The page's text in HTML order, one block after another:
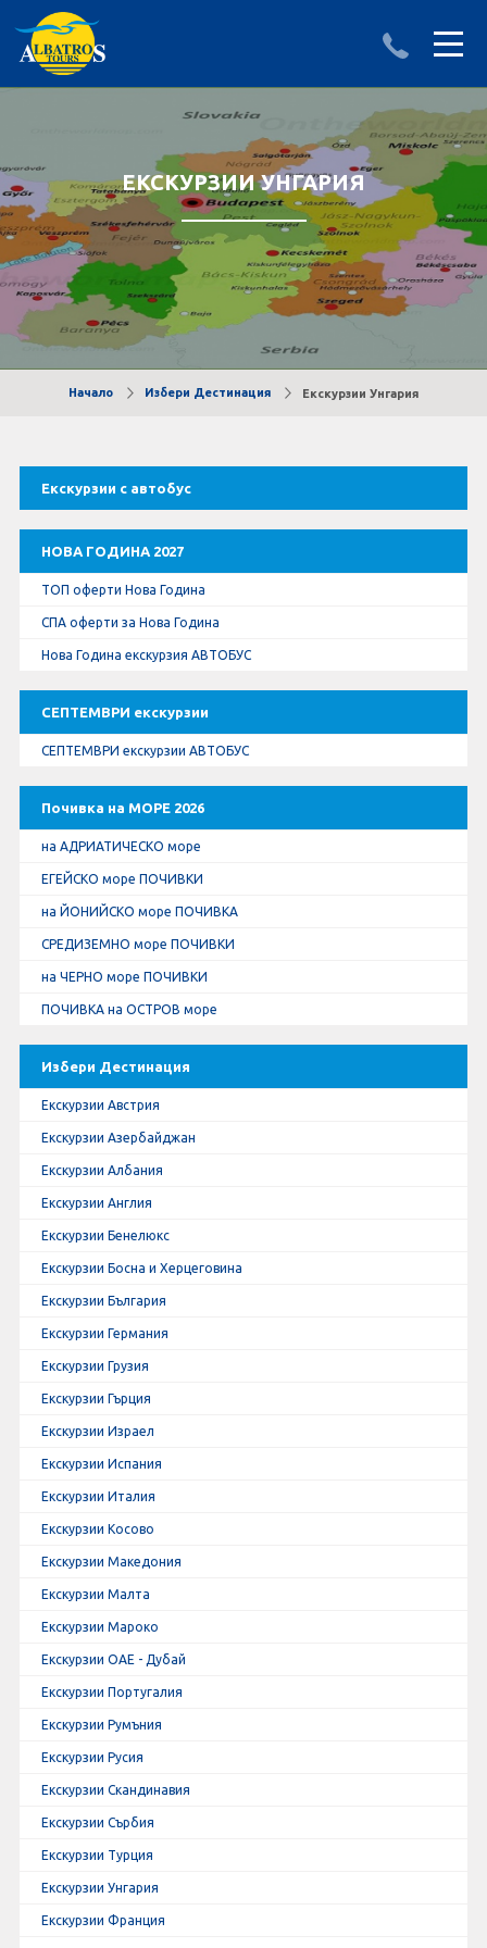
АЛБАНИЯ
БЪЛГАРИЯ
ГЪРЦИЯ
ТУРЦИЯ
Круизи
Оферти За Нова Година
Септемврийски Празници
Автобусни Екскурзии
Албатрос Турс
Документи
Стандартен Формуляр
ИЗПРАТИ ЗАПИТВАНЕ
ЕКСКУРЗИИ УНГАРИЯ
Начало Избери Дестинация Екскурзии Унгария
Екскурзии с автобус
НОВА ГОДИНА 2027
ТОП оферти Нова Година
СПА оферти за Нова Година
Нова Година екскурзия АВТОБУС
СЕПТЕМВРИ екскурзии
СЕПТЕМВРИ екскурзии АВТОБУС
Почивка на МОРЕ 2026
на АДРИАТИЧЕСКО море
ЕГЕЙСКО море ПОЧИВКИ
на ЙОНИЙСКО море ПОЧИВКА
СРЕДИЗЕМНО море ПОЧИВКИ
на ЧЕРНО море ПОЧИВКИ
ПОЧИВКА на ОСТРОВ море
Избери Дестинация
Екскурзии Австрия
Екскурзии Азербайджан
Екскурзии Албания
Екскурзии Англия
Екскурзии Бенелюкс
Екскурзии Босна и Херцеговина
Екскурзии България
Екскурзии Германия
Екскурзии Грузия
Екскурзии Гърция
Екскурзии Израел
Екскурзии Испания
Екскурзии Италия
Екскурзии Косово
Екскурзии Македония
Екскурзии Малта
Екскурзии Мароко
Екскурзии ОАЕ - Дубай
Екскурзии Португалия
Екскурзии Румъния
Екскурзии Русия
Екскурзии Скандинавия
Екскурзии Сърбия
Екскурзии Турция
Екскурзии Унгария
Екскурзии Франция